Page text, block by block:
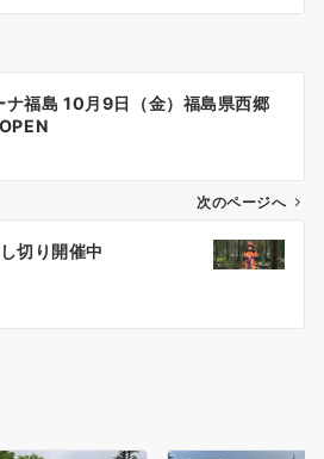
ナ福島 10月9日（金）福島県西郷
次のページへ
切り開催中